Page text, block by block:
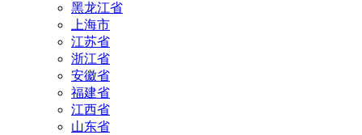
黑龙江省
上海市
江苏省
浙江省
安徽省
福建省
江西省
山东省